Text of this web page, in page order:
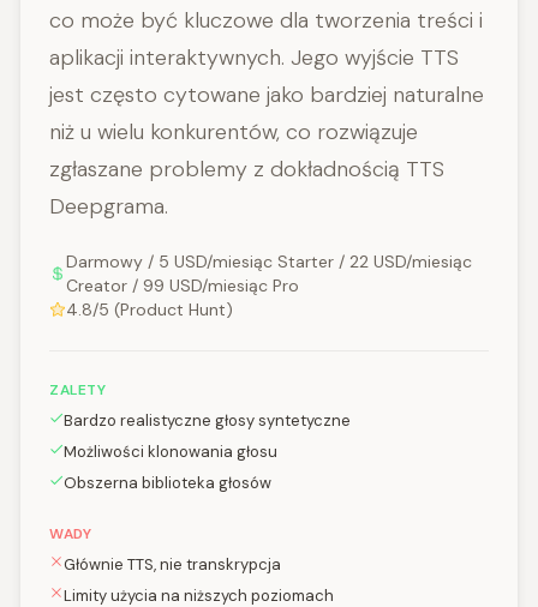
co może być kluczowe dla tworzenia treści i
aplikacji interaktywnych. Jego wyjście TTS
jest często cytowane jako bardziej naturalne
niż u wielu konkurentów, co rozwiązuje
zgłaszane problemy z dokładnością TTS
Deepgrama.
Darmowy / 5 USD/miesiąc Starter / 22 USD/miesiąc
Creator / 99 USD/miesiąc Pro
4.8/5 (Product Hunt)
ZALETY
Bardzo realistyczne głosy syntetyczne
Możliwości klonowania głosu
Obszerna biblioteka głosów
WADY
Głównie TTS, nie transkrypcja
Limity użycia na niższych poziomach